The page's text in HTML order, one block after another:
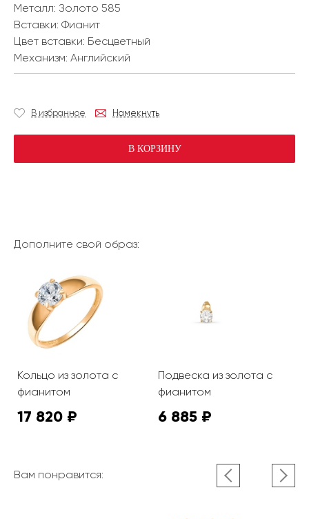
Металл: Золото 585
Вставки: Фианит
Цвет вставки: Бесцветный
Механизм: Английский
В избранное Намекнуть
В КОРЗИНУ
Дополните свой образ:
Кольцо из золота с
фианитом
17 820 ₽
Подвеска из золота с
фианитом
6 885 ₽
Вам понравится: